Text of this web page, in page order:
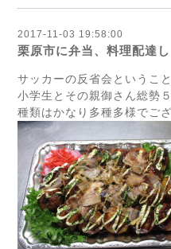
2017-11-03 19:58:00
栗原市に弁当、料理配達し
サッカーの反省会というこ
小学生とその親御さん総勢
種類はかなり多種多様でご